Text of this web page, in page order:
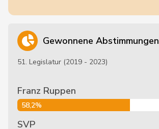
Gewonnene Abstimmungen
51. Legislatur (2019 - 2023)
Franz Ruppen
58,2%
SVP